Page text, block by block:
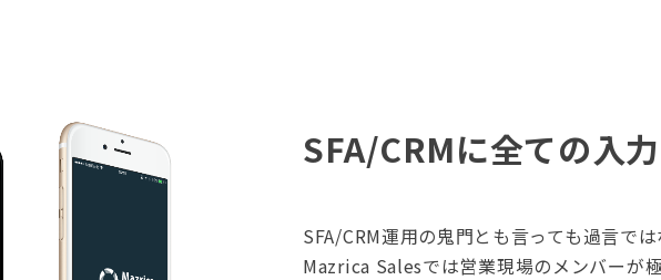
SFA/CRMに全ての入
SFA/CRM運用の鬼門とも言っても過言で
Mazrica Salesでは営業現場のメンバーが